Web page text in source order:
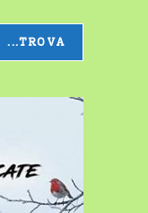
sito
web
...TROVA